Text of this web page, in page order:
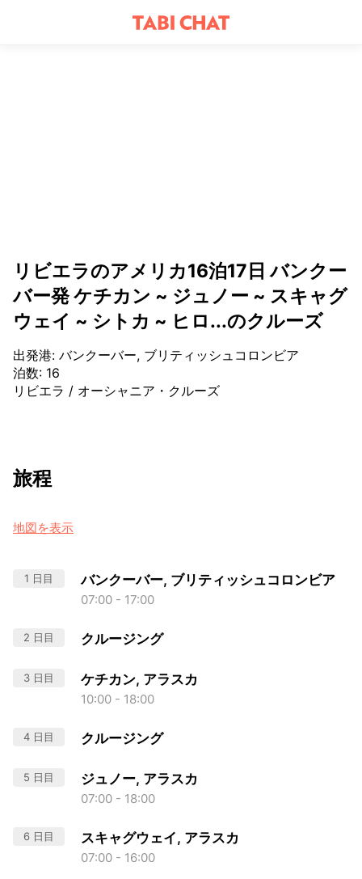
リビエラのアメリカ16泊17日 バンクー
バー発 ケチカン ~ ジュノー ~ スキャグ
ウェイ ~ シトカ ~ ヒロ...のクルーズ
出発港: バンクーバー, ブリティッシュコロンビア
泊数: 16
リビエラ / オーシャニア・クルーズ
旅程
地図を表示
1 日目 バンクーバー, ブリティッシュコロンビア
07:00 - 17:00
2 日目 クルージング
3 日目 ケチカン, アラスカ
10:00 - 18:00
4 日目 クルージング
5 日目 ジュノー, アラスカ
07:00 - 18:00
6 日目 スキャグウェイ, アラスカ
07:00 - 16:00